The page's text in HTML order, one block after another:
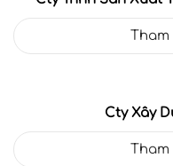
Tham
Cty Xây